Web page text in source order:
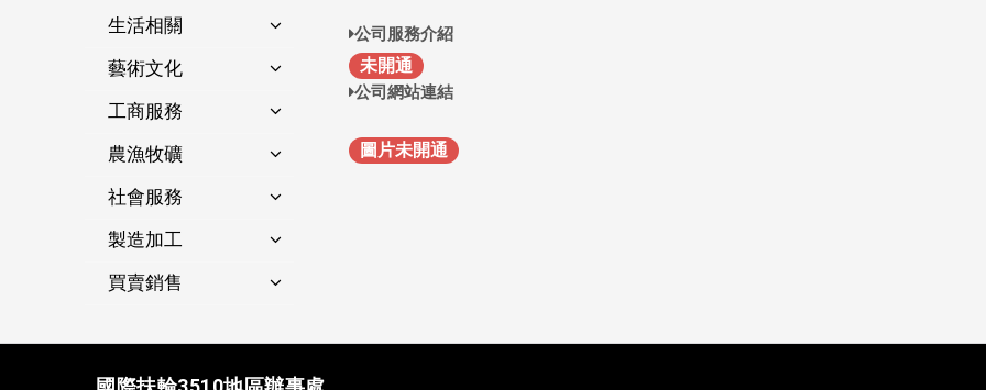
生活相關
藝術文化
工商服務
農漁牧礦
社會服務
製造加工
買賣銷售
公司服務介紹
未開通
公司網站連結
圖片未開通